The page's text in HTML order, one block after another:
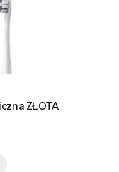
ZŁOTA